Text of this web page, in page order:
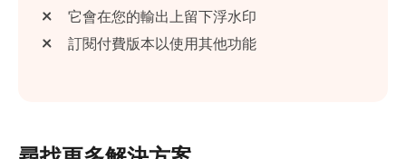
它會在您的輸出上留下浮水印
訂閱付費版本以使用其他功能